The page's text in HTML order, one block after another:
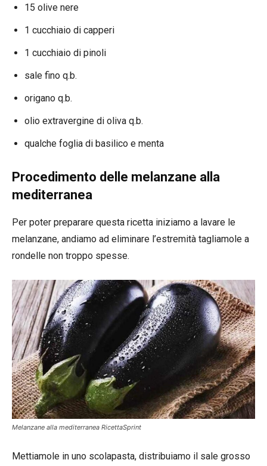
15 olive nere
1 cucchiaio di capperi
1 cucchiaio di pinoli
sale fino q.b.
origano q.b.
olio extravergine di oliva q.b.
qualche foglia di basilico e menta
Procedimento delle melanzane alla
mediterranea
Per poter preparare questa ricetta iniziamo a lavare le
melanzane, andiamo ad eliminare l’estremità tagliamole a
rondelle non troppo spesse.
Melanzane alla mediterranea RicettaSprint
Mettiamole in uno scolapasta, distribuiamo il sale grosso